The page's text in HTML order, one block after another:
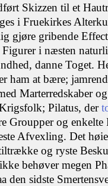
Skizzen til et
i Fruekirkes
gjøre gribende
i næsten
danne Toget.
ham at bære;
Marterredskaber
Pilatus, der
Groupper og enkelte
Afvexling. Det
og ryste
behøver megen
den sidste